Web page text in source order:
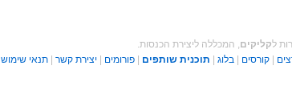
לקליקים, המכללה ליצירת הכנסות.
קורסים בלוג תוכנית שותפים פורומים יצירת קשר תנאי שימוש